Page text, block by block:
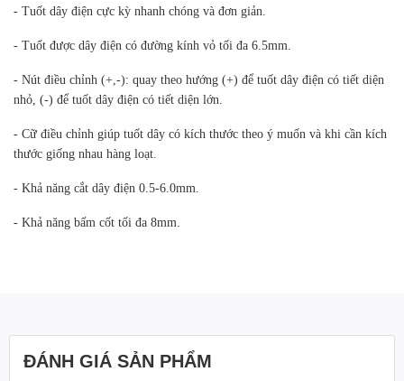
- Tuốt dây điện cực kỳ nhanh chóng và đơn giản.
- Tuốt được dây điện có đường kính vỏ tối đa 6.5mm.
- Nút điều chỉnh (+,-): quay theo hướng (+) để tuốt dây điện có tiết diện
nhỏ, (-) để tuốt dây điện có tiết diện lớn.
- Cữ điều chỉnh giúp tuốt dây có kích thước theo ý muốn và khi cần kích
thước giống nhau hàng loạt.
- Khả năng cắt dây điện 0.5-6.0mm.
- Khả năng bấm cốt tối đa 8mm
ĐÁNH GIÁ SẢN PHẨM